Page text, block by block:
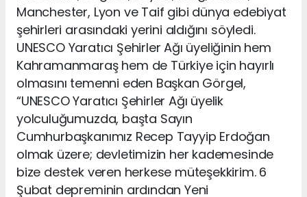
Manchester, Lyon ve Taif gibi dünya edebiyat
şehirleri arasındaki yerini aldığını söyledi.
UNESCO Yaratıcı Şehirler Ağı üyeliğinin hem
Kahramanmaraş hem de Türkiye için hayırlı
olmasını temenni eden Başkan Görgel,
“UNESCO Yaratıcı Şehirler Ağı üyelik
yolculuğumuzda, başta Sayın
Cumhurbaşkanımız Recep Tayyip Erdoğan
olmak üzere; devletimizin her kademesinde
bize destek veren herkese müteşekkirim. 6
Şubat depreminin ardından Yeni